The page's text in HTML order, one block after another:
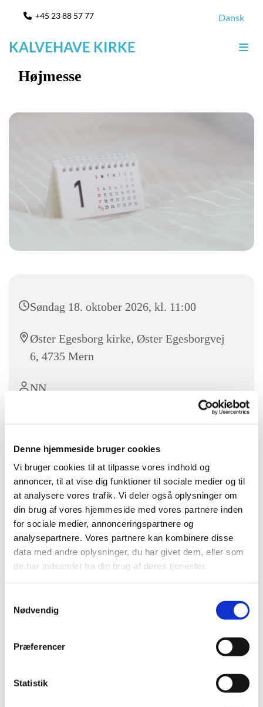
Denne hjemmeside bruger cookies
Vi bruger cookies til at tilpasse vores indhold og
annoncer, til at vise dig funktioner til sociale medier og til
at analysere vores trafik. Vi deler også oplysninger om
din brug af vores hjemmeside med vores partnere inden
for sociale medier, annonceringspartnere og
analysepartnere. Vores partnere kan kombinere disse
data med andre oplysninger, du har givet dem, eller som
de har indsamlet fra din brug af deres tjenester.
Nødvendig
Præferencer
Statistik
 +45 23 88 57 77 Dansk
KALVEHAVE KIRKE
Højmesse
Søndag 18. oktober 2026, kl. 11:00
Øster Egesborg kirke, Øster Egesborgvej
6, 4735 Mern
NN
Vel mødt til højmesse i Øster Egesborg kirke.
Efter højmessen bydes på en kop kaffe i graverhuset.